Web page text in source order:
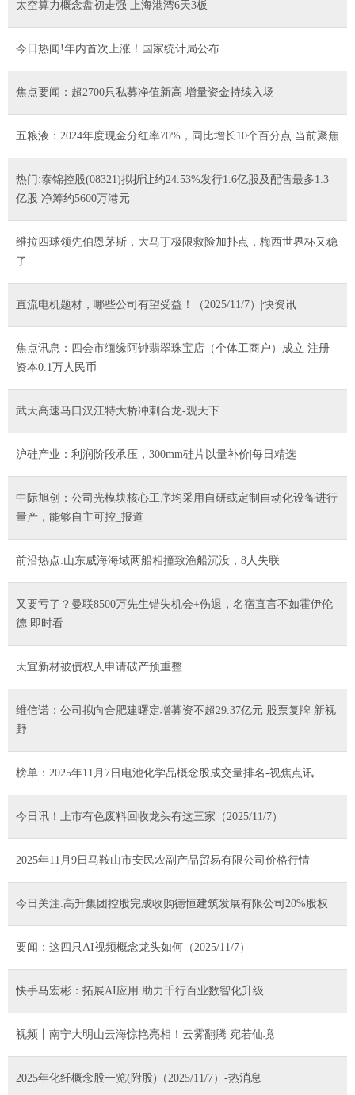
太空算力概念盘初走强 上海港湾6天3板
今日热闻!年内首次上涨！国家统计局公布
焦点要闻：超2700只私募净值新高 增量资金持续入场
五粮液：2024年度现金分红率70%，同比增长10个百分点 当前聚焦
热门:泰锦控股(08321)拟折让约24.53%发行1.6亿股及配售最多1.3
亿股 净筹约5600万港元
维拉四球领先伯恩茅斯，大马丁极限救险加扑点，梅西世界杯又稳
了
直流电机题材，哪些公司有望受益！（2025/11/7）|快资讯
焦点讯息：四会市缅缘阿钟翡翠珠宝店（个体工商户）成立 注册
资本0.1万人民币
武天高速马口汉江特大桥冲刺合龙-观天下
沪硅产业：利润阶段承压，300mm硅片以量补价|每日精选
中际旭创：公司光模块核心工序均采用自研或定制自动化设备进行
量产，能够自主可控_报道
前沿热点:山东威海海域两船相撞致渔船沉没，8人失联
又要亏了？曼联8500万先生错失机会+伤退，名宿直言不如霍伊伦
德 即时看
天宜新材被债权人申请破产预重整
维信诺：公司拟向合肥建曙定增募资不超29.37亿元 股票复牌 新视
野
榜单：2025年11月7日电池化学品概念股成交量排名-视焦点讯
今日讯！上市有色废料回收龙头有这三家（2025/11/7）
2025年11月9日马鞍山市安民农副产品贸易有限公司价格行情
今日关注:高升集团控股完成收购德恒建筑发展有限公司20%股权
要闻：这四只AI视频概念龙头如何（2025/11/7）
快手马宏彬：拓展AI应用 助力千行百业数智化升级
视频丨南宁大明山云海惊艳亮相！云雾翻腾 宛若仙境
2025年化纤概念股一览(附股)（2025/11/7）-热消息